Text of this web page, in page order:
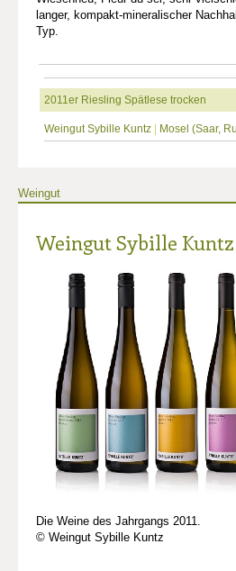
langer, kompakt-mineralischer
Typ.
2011er Riesling Spätlese trocken
Weingut Sybille Kuntz Mosel (Saar,
Weingut
Weingut Sybille Kuntz
Die Weine des Jahrgangs 2011.
© Weingut Sybille Kuntz